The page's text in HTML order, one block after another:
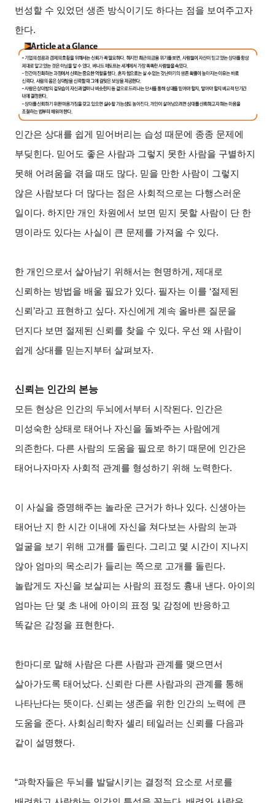
번성할 수 있었던 생존 방식이기도 하다는 점을 보여주고자
한다.
인간은 상대를 쉽게 믿어버리는 습성 때문에 종종 문제에
부딪힌다. 믿어도 좋은 사람과 그렇지 못한 사람을 구별하지
못해 어려움을 겪을 때도 많다. 믿을 만한 사람이 그렇지
않은 사람보다 더 많다는 점은 사회적으로는 다행스러운
일이다. 하지만 개인 차원에서 보면 믿지 못할 사람이 단 한
명이라도 있다는 사실이 큰 문제를 가져올 수 있다.
한 개인으로서 살아남기 위해서는 현명하게, 제대로
신뢰하는 방법을 배울 필요가 있다. 필자는 이를 ‘절제된
신뢰’라고 표현하고 싶다. 자신에게 계속 올바른 질문을
던지다 보면 절제된 신뢰를 찾을 수 있다. 우선 왜 사람이
쉽게 상대를 믿는지부터 살펴보자.
신뢰는 인간의 본능
모든 현상은 인간의 두뇌에서부터 시작된다. 인간은
미성숙한 상태로 태어나 자신을 돌봐주는 사람에게
의존한다. 다른 사람의 도움을 필요로 하기 때문에 인간은
태어나자마자 사회적 관계를 형성하기 위해 노력한다.
이 사실을 증명해주는 놀라운 근거가 하나 있다. 신생아는
태어난 지 한 시간 이내에 자신을 쳐다보는 사람의 눈과
얼굴을 보기 위해 고개를 돌린다. 그리고 몇 시간이 지나지
않아 엄마의 목소리가 들리는 쪽으로 고개를 돌린다.
놀랍게도 자신을 보살피는 사람의 표정도 흉내 낸다. 아이의
엄마는 단 몇 초 내에 아이의 표정 및 감정에 반응하고
똑같은 감정을 표현한다.
한마디로 말해 사람은 다른 사람과 관계를 맺으면서
살아가도록 태어났다. 신뢰란 다른 사람과의 관계를 통해
나타난다는 뜻이다. 신뢰는 생존을 위한 인간의 노력에 큰
도움을 준다. 사회심리학자 셸리 테일러는 신뢰를 다음과
같이 설명했다.
“과학자들은 두뇌를 발달시키는 결정적 요소로 서로를